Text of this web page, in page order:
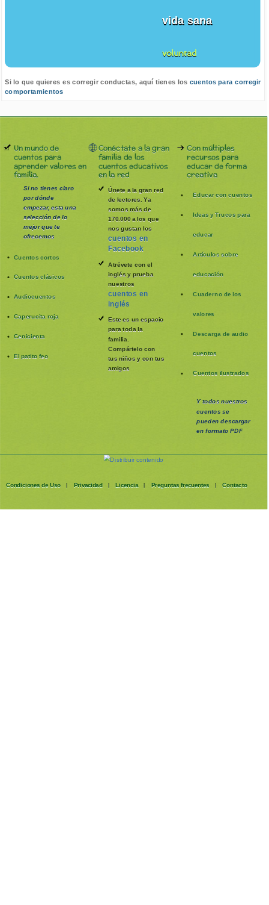
vida sana
voluntad
Si lo que quieres es corregir conductas, aquí tienes los cuentos para corregir
comportamientos
Un mundo de
cuentos para
aprender valores en
familia.
Si no tienes claro
por dónde
empezar, esta una
selección de lo
mejor que te
ofrecemos
Cuentos cortos
Cuentos clásicos
Audiocuentos
Caperucita roja
Cenicienta
El patito feo
Conéctate a la gran
familia de los
cuentos educativos
en la red
Únete a la gran red
de lectores. Ya
somos más de
170.000 a los que
nos gustan los
cuentos en
Facebook
Atrévete con el
inglés y prueba
nuestros
cuentos en
inglés
Este es un espacio
para toda la
familia
Compártelo con
tus niños y con tus
amigos
Con múltiples
recursos para
educar de forma
creativa
Educar con cuentos
Ideas y Trucos para
educar
Artículos sobre
educación
Cuaderno de los
valores
Descarga de audio
cuentos
Cuentos ilustrados
Y todos nuestros
cuentos se
puedendescargar
en formato PDF
Condiciones de Uso | Privacidad | Licencia | Preguntas frecuentes | Contacto